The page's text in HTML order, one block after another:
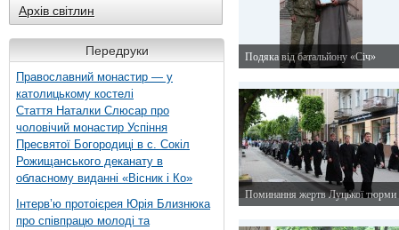
Архів світлин
Передруки
Православний монастир — у
католицькому костелі
Стаття Наталки Слюсар про
чоловічий монастир Успіння
Пресвятої Богородиці в с. Сокіл
Рожищанського деканату в
обласному виданні «Вісник і Ко»
Інтерв’ю протоієрея Юрія Близнюка
про співпрацю молоді та
Подяка від батальйону «Січ»
Поминання жертв Луцької тюрми